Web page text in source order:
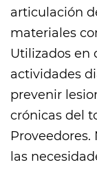
articulación
materiales
Utilizados en
actividades
prevenir
crónicas del
Proveedores.
las